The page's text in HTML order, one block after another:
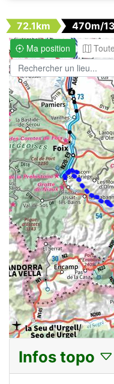
72.1km
470m/
Ma position
Infos topo